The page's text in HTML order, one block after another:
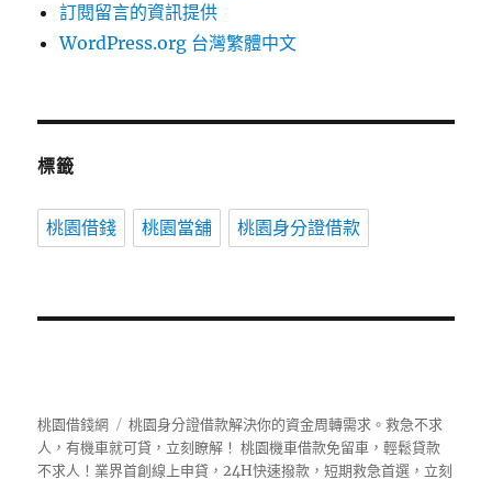
訂閱留言的資訊提供
WordPress.org 台灣繁體中文
標籤
桃園借錢 桃園當舖 桃園身分證借款
桃園借錢網
桃園身分證借款解決你的資金周轉需求。救急不求
人，有機車就可貸，立刻瞭解！ 桃園機車借款免留車，輕鬆貸款
不求人！業界首創線上申貸，24H快速撥款，短期救急首選，立刻